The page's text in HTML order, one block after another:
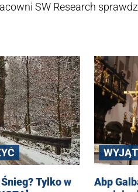
SW Research
Tylko w
Abp